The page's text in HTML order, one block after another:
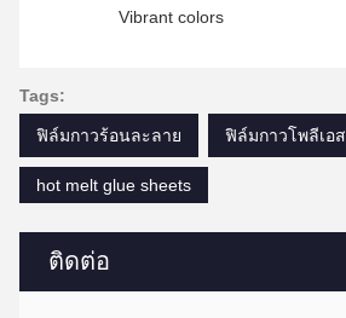
ติดต่อ
Vibrant colors
Tags:
ฟิล์มกาวร้อนละลาย ฟิล์มกาวโพลีเอส
hot melt glue sheets